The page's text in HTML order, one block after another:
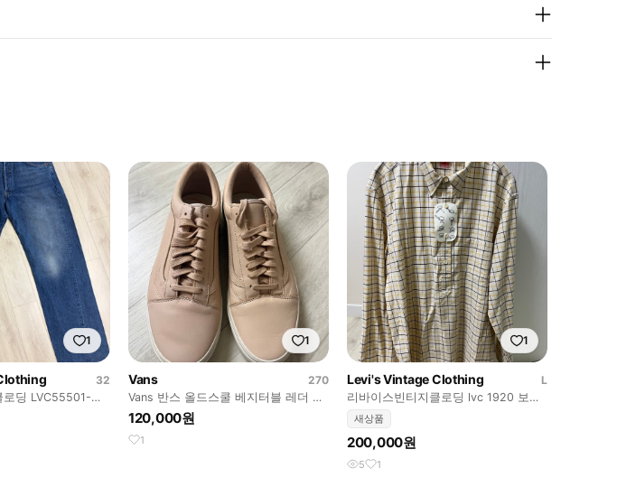
1
32
로딩 LVC55501-
1
Vans
270
Vans 반스 올드스쿨 베지터블 레더 탄
US9 270 반더스킴
120,000원
1
1
Levi's Vintage Clothing
L
리바이스빈티지클로딩 lvc 1920 보우
타이 선셋 팝오버 셔츠 L사이즈
새상품
200,000원
5 1